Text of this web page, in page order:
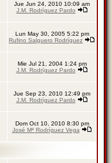
Jue Jun 24, 2010 10:09 am
J.M. Rodríguez Pardo
Lun May 30, 2005 5:22 pm
Rufino Salguero Rodríguez
Mie Jul 21, 2004 1:24 pm
J.M. Rodríguez Pardo
Jue Sep 23, 2010 12:49 pm
J.M. Rodríguez Pardo
Dom Oct 10, 2010 8:30 pm
José Mª Rodríguez Vega